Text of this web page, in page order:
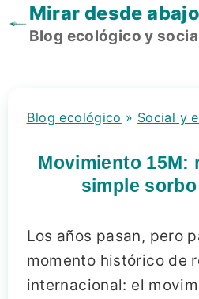
SaltarMirar desde abajo
Blog ecológico y
Blog ecológico » Social y
Movimiento 15M:
simple
Los años pasan, pero
momento histórico de
internacional: el